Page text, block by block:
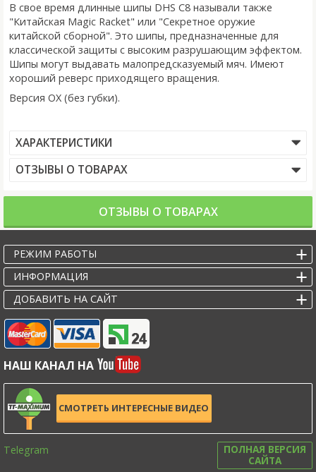
В свое время длинные шипы DHS C8 называли также
"Китайская Magic Racket" или "Секретное оружие
китайской сборной". Это шипы, предназначенные для
классической защиты с высоким разрушающим эффектом.
Шипы могут выдавать малопредсказуемый мяч. Имеют
хороший реверс приходящего вращения.
Версия OX (без губки).
ХАРАКТЕРИСТИКИ
ОТЗЫВЫ О ТОВАРАХ
ОТЗЫВЫ О ТОВАРАХ
РЕЖИМ РАБОТЫ
ИНФОРМАЦИЯ
ДОБАВИТЬ НА САЙТ
НАШ КАНАЛ НА
СМОТРЕТЬ ИНТЕРЕСНЫЕ ВИДЕО
Telegram
ПОЛНАЯ ВЕРСИЯ
САЙТА